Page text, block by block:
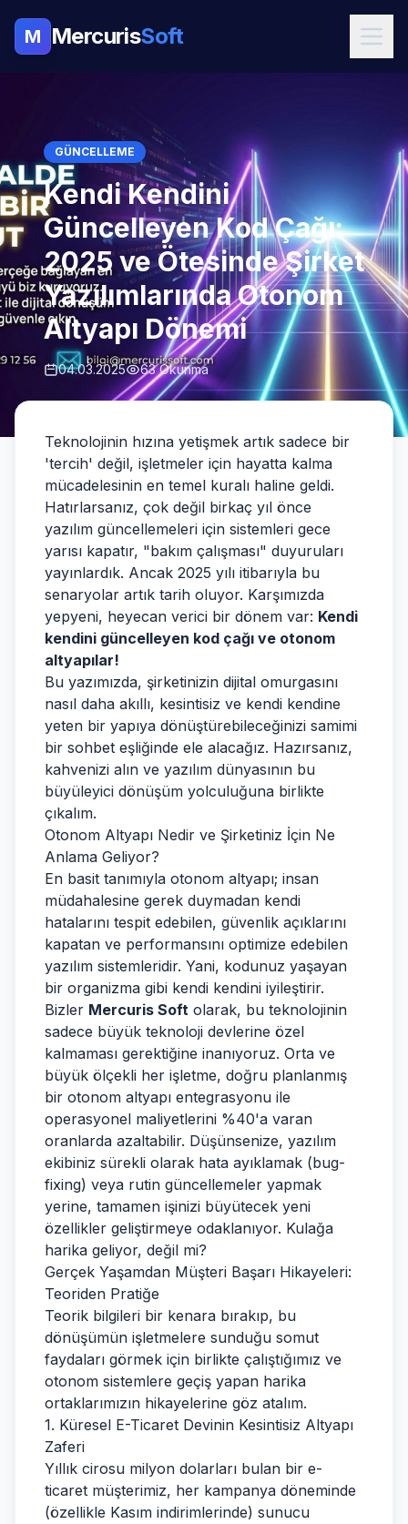
M MercurisSoft
GÜNCELLEME
Kendi Kendini
Güncelleyen Kod Çağı:
2025 ve Ötesinde Şirket
Yazılımlarında Otonom
Altyapı Dönemi
04.03.2025 63 Okunma
Teknolojinin hızına yetişmek artık sadece bir
'tercih' değil, işletmeler için hayatta kalma
mücadelesinin en temel kuralı haline geldi.
Hatırlarsanız, çok değil birkaç yıl önce
yazılım güncellemeleri için sistemleri gece
yarısı kapatır, "bakım çalışması" duyuruları
yayınlardık. Ancak 2025 yılı itibarıyla bu
senaryolar artık tarih oluyor. Karşımızda
yepyeni, heyecan verici bir dönem var: Kendi
kendini güncelleyen kod çağı ve otonom
altyapılar!
Bu yazımızda, şirketinizin dijital omurgasını
nasıl daha akıllı, kesintisiz ve kendi kendine
yeten bir yapıya dönüştürebileceğinizi samimi
bir sohbet eşliğinde ele alacağız. Hazırsanız,
kahvenizi alın ve yazılım dünyasının bu
büyüleyici dönüşüm yolculuğuna birlikte
çıkalım.
Otonom Altyapı Nedir ve Şirketiniz İçin Ne
Anlama Geliyor?
En basit tanımıyla otonom altyapı; insan
müdahalesine gerek duymadan kendi
hatalarını tespit edebilen, güvenlik açıklarını
kapatan ve performansını optimize edebilen
yazılım sistemleridir. Yani, kodunuz yaşayan
bir organizma gibi kendi kendini iyileştirir.
Bizler Mercuris Soft olarak, bu teknolojinin
sadece büyük teknoloji devlerine özel
kalmaması gerektiğine inanıyoruz. Orta ve
büyük ölçekli her işletme, doğru planlanmış
bir otonom altyapı entegrasyonu ile
operasyonel maliyetlerini %40'a varan
oranlarda azaltabilir. Düşünsenize, yazılım
ekibiniz sürekli olarak hata ayıklamak (bug-
fixing) veya rutin güncellemeler yapmak
yerine, tamamen işinizi büyütecek yeni
özellikler geliştirmeye odaklanıyor. Kulağa
harika geliyor, değil mi?
Gerçek Yaşamdan Müşteri Başarı Hikayeleri:
Teoriden Pratiğe
Teorik bilgileri bir kenara bırakıp, bu
dönüşümün işletmelere sunduğu somut
faydaları görmek için birlikte çalıştığımız ve
otonom sistemlere geçiş yapan harika
ortaklarımızın hikayelerine göz atalım.
1. Küresel E-Ticaret Devinin Kesintisiz Altyapı
Zaferi
Yıllık cirosu milyon dolarları bulan bir e-
ticaret müşterimiz, her kampanya döneminde
(özellikle Kasım indirimlerinde) sunucu